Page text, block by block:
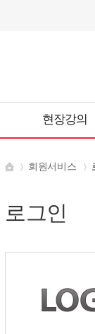
현장강의
회원서비스
로그인